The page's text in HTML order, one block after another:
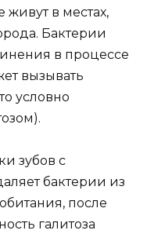
живут в местах,
Бактерии
в процессе
вызывать
условно
зубов с
бактерии из
после
галитоза